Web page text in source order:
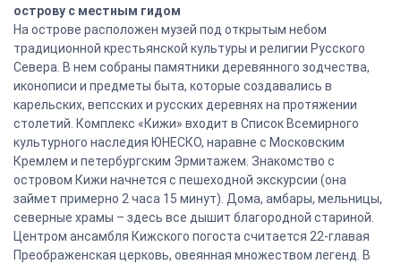
острову с местным гидом
На острове расположен музей под открытым небом
традиционной крестьянской культуры и религии Русского
Севера. В нем собраны памятники деревянного зодчества,
иконописи и предметы быта, которые создавались в
карельских, вепсских и русских деревнях на протяжении
столетий. Комплекс «Кижи» входит в Список Всемирного
культурного наследия ЮНЕСКО, наравне с Московским
Кремлем и петербургским Эрмитажем. Знакомство с
островом Кижи начнется с пешеходной экскурсии (она
займет примерно 2 часа 15 минут). Дома, амбары, мельницы,
северные храмы – здесь все дышит благородной стариной.
Центром ансамбля Кижского погоста считается 22-главая
Преображенская церковь, овеянная множеством легенд. В